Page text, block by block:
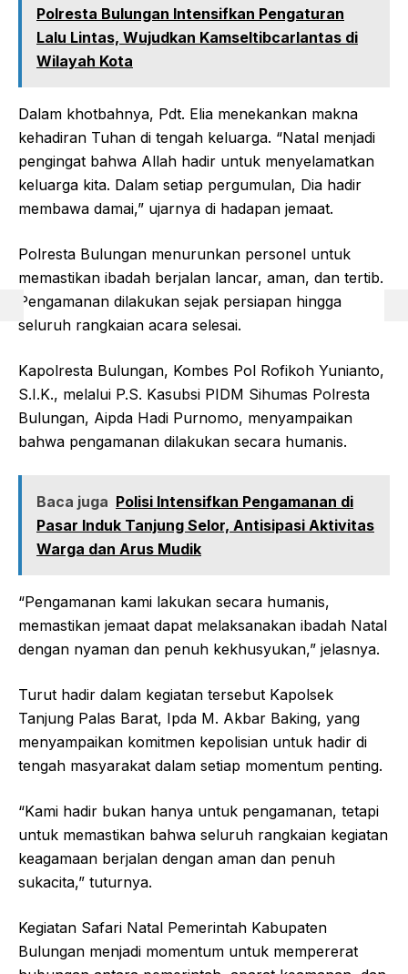
Polresta Bulungan Intensifkan Pengaturan
Lalu Lintas, Wujudkan Kamseltibcarlantas di
Wilayah Kota
Dalam khotbahnya, Pdt. Elia menekankan makna
kehadiran Tuhan di tengah keluarga. “Natal menjadi
pengingat bahwa Allah hadir untuk menyelamatkan
keluarga kita. Dalam setiap pergumulan, Dia hadir
membawa damai,” ujarnya di hadapan jemaat.
Polresta Bulungan menurunkan personel untuk
memastikan ibadah berjalan lancar, aman, dan tertib.
Pengamanan dilakukan sejak persiapan hingga
seluruh rangkaian acara selesai.
Kapolresta Bulungan, Kombes Pol Rofikoh Yunianto,
S.I.K., melalui P.S. Kasubsi PIDM Sihumas Polresta
Bulungan, Aipda Hadi Purnomo, menyampaikan
bahwa pengamanan dilakukan secara humanis.
Baca juga Polisi Intensifkan Pengamanan di
Pasar Induk Tanjung Selor, Antisipasi Aktivitas
Warga dan Arus Mudik
“Pengamanan kami lakukan secara humanis,
memastikan jemaat dapat melaksanakan ibadah Natal
dengan nyaman dan penuh kekhusyukan,” jelasnya.
Turut hadir dalam kegiatan tersebut Kapolsek
Tanjung Palas Barat, Ipda M. Akbar Baking, yang
menyampaikan komitmen kepolisian untuk hadir di
tengah masyarakat dalam setiap momentum penting.
“Kami hadir bukan hanya untuk pengamanan, tetapi
untuk memastikan bahwa seluruh rangkaian kegiatan
keagamaan berjalan dengan aman dan penuh
sukacita,” tuturnya.
Kegiatan Safari Natal Pemerintah Kabupaten
Bulungan menjadi momentum untuk mempererat